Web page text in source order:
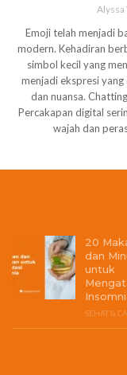
Alyssa
Emoji telah menjadi
modern. Kehadiran
simbol kecil yang
menjadi ekspresi
dan nuansa.
Percakapan digital
wajah dan
20
dan
untuk
SEHAT &